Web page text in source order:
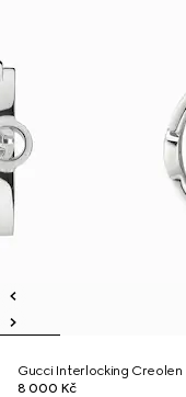
Gucci Interlocking Creolen
8 000 Kč